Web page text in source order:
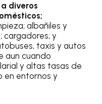
diveros
albañiles y
cargadores; y
taxis y autos
aun cuando
y altas tasas de
en entornos y